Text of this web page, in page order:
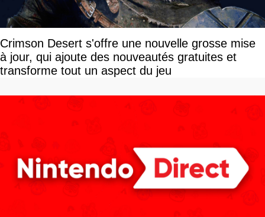
Crimson Desert s'offre une nouvelle grosse mise
à jour, qui ajoute des nouveautés gratuites et
transforme tout un aspect du jeu